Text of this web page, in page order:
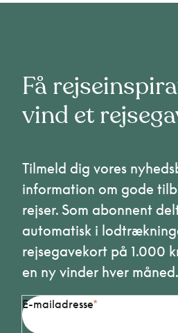
Få
vind et
Tilmeld dig vores
information om gode
rejser. Som abonnent
automatisk i
rejsegavekort på 1.000
en ny vinder hver måned.
E-mailadresse